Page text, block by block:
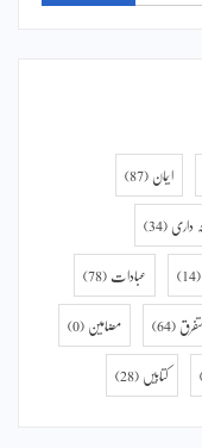
ایمان (87)
داری (34)
(14) عبادات (78)
(64) مضامین (0)
کتابیں (28)